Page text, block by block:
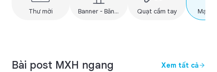
Thư mời Banner - Băng rôn Quạt cầm tay Mạng
Bài post MXH ngang Xem tất cả